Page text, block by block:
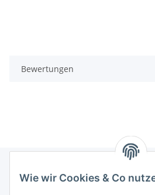
Bewertungen
Wie wir Cookies & Co